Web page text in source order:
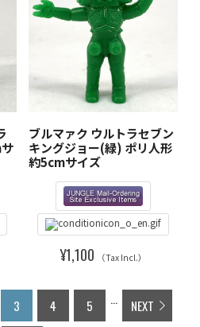
ブルマァク ウルトラセブン
キングジョー(緑) ポリ人形
約5cmサイズ
¥1,100 （Tax Incl.）
3 4 5 ... NEXT